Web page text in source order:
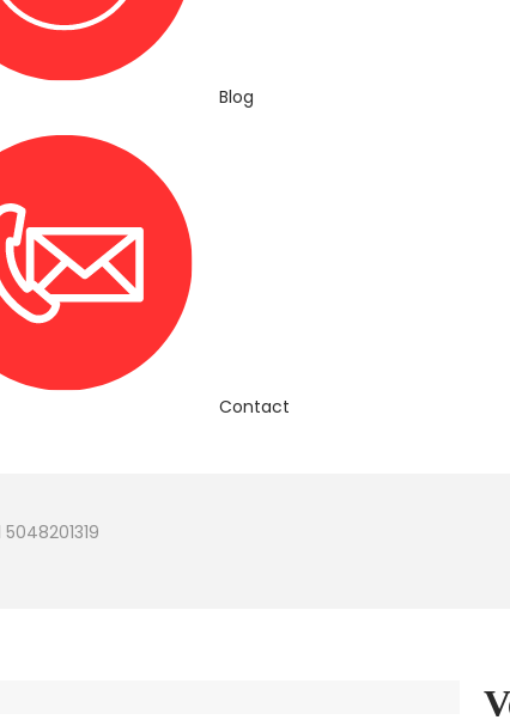
Blog
Contact